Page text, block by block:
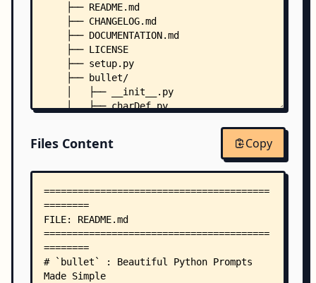
    ├── README.md
    ├── CHANGELOG.md
    ├── DOCUMENTATION.md
    ├── LICENSE
    ├── setup.py
    ├── bullet/
    │   ├── __init__.py
    │   ├── charDef.py
    │   ├── cursor.py
    │   ├── keyhandler.py
    │   ├── styles.py
    │   └── utils.py
    └── examples/
        ├── check.py
        ├── classic.py
        ├── colorful.py
        ├── more.py
Files Content Copy